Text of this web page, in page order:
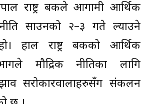
राष्ट्र बैंकले आगामी आर्थिक
नीति साउनको २–३ गते ल्याउने
हाल राष्ट्र बैंकको आर्थिक
मौद्रिक नीतिका लागि
सरोकारवालाहरुसँग संकलन